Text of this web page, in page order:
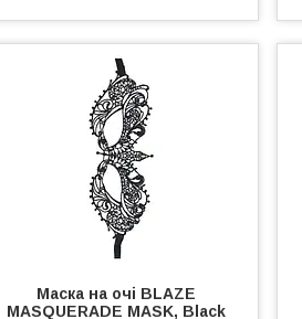
Маска на очі BLAZE
MASQUERADE MASK, Black